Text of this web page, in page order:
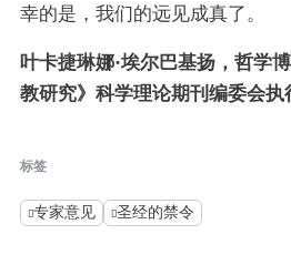
幸的是，我们的远见成真了。
叶卡捷琳娜·埃尔巴基扬，哲学
教研究》科学理论期刊编委会执
标签
专家意见 圣经的禁令